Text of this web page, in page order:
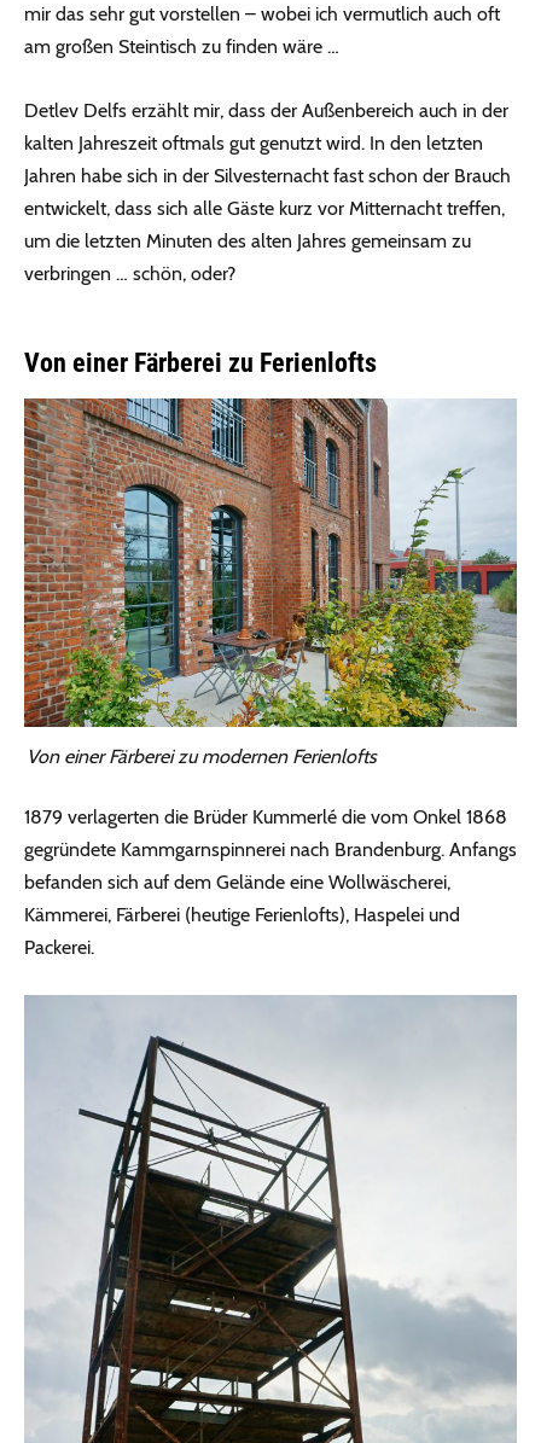
mir das sehr gut vorstellen – wobei ich vermutlich auch oft
am großen Steintisch zu finden wäre …
Detlev Delfs erzählt mir, dass der Außenbereich auch in der
kalten Jahreszeit oftmals gut genutzt wird. In den letzten
Jahren habe sich in der Silvesternacht fast schon der Brauch
entwickelt, dass sich alle Gäste kurz vor Mitternacht treffen,
um die letzten Minuten des alten Jahres gemeinsam zu
verbringen … schön, oder?
Von einer Färberei zu Ferienlofts
Von einer Färberei zu modernen Ferienlofts
1879 verlagerten die Brüder Kummerlé die vom Onkel 1868
gegründete Kammgarnspinnerei nach Brandenburg. Anfangs
befanden sich auf dem Gelände eine Wollwäscherei,
Kämmerei, Färberei (heutige Ferienlofts), Haspelei und
Packerei.